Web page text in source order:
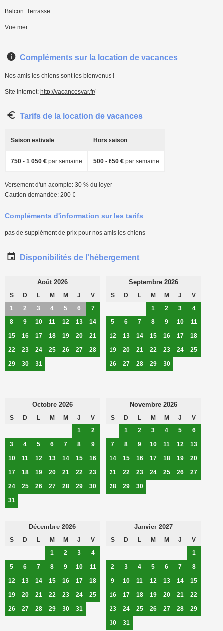
Balcon. Terrasse
Vue mer
Compléments sur la location de vacances
Nos amis les chiens sont les bienvenus !
Site internet: http://vacancesvar.fr/
Tarifs de la location de vacances
Saison estivale Hors saison
750 - 1 050 € par semaine 500 - 650 € par semaine
Versement d'un acompte: 30 % du loyer
Caution demandée: 200 €
Compléments d'information sur les tarifs
pas de supplément de prix pour nos amis les chiens
Disponibilités de l'hébergement
Août 2026
S D L M M J
V
1
2 3 4 5 6
7
8
9 10 11 12 13
14
15
16 17 18 19 20
21
22
23 24 25 26 27
28
29
30 31
Septembre 2026
S D L M M J
V
1
2 3
4
5
6 7 8 9 10
11
12
13 14 15 16 17
18
19
20 21 22 23 24
25
26
27 28 29 30
Octobre 2026
S D L M M J
V
1
2
3
4 5 6 7 8
9
10
11 12 13 14 15
16
17
18 19 20 21 22
23
24
25 26 27 28 29
30
31
Novembre 2026
S D L M M J
V
1
2 3 4 5
6
7
8 9 10 11 12
13
14
15 16 17 18 19
20
21
22 23 24 25 26
27
28
29 30
Décembre 2026
S D L M M J
V
1
2 3
4
5
6 7 8 9 10
11
12
13 14 15 16 17
18
19
20 21 22 23 24
25
26
27 28 29 30 31
Janvier 2027
S D L M M J
V
1
2
3 4 5 6 7
8
9
10 11 12 13 14
15
16
17 18 19 20 21
22
23
24 25 26 27 28
29
30
31